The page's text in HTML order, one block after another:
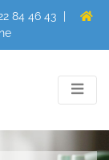
84 46 43